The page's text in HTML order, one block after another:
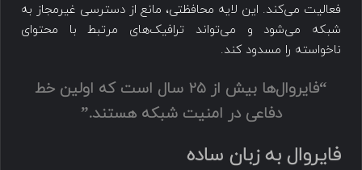
فعالیت می‌کند. این لایه محافظتی، مانع از دسترسی غیرمجاز به
شبکه می‌شود و می‌تواند ترافیک‌های مرتبط با محتوای
ناخواسته را مسدود کند.
“فایروال‌ها بیش از 25 سال است که اولین خط
دفاعی در امنیت شبکه هستند.”
فایروال به زبان ساده